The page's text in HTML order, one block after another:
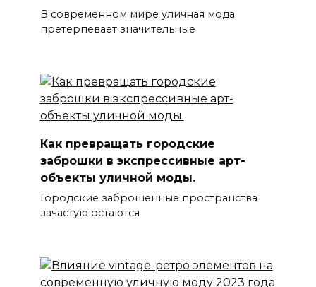
В современном мире уличная мода
претерпевает значительные
Как превращать городские
заброшки в экспрессивные арт-
объекты уличной моды.
Городские заброшенные пространства
зачастую остаются